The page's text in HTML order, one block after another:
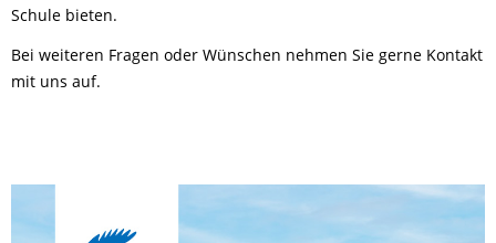
Schule bieten.
Bei weiteren Fragen oder Wünschen nehmen Sie gerne Kontakt
mit uns auf.